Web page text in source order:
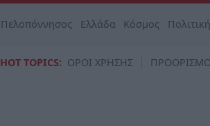
Πελοπόννησος Ελλάδα Κόσμος Πολιτική
HOT TOPICS: ΟΡΟΙ ΧΡΗΣΗΣ